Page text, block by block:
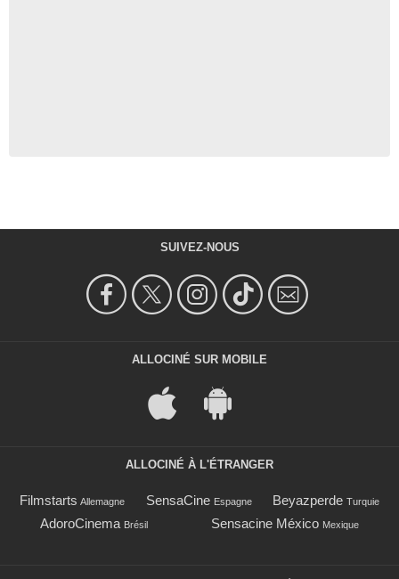
SUIVEZ-NOUS
ALLOCINÉ SUR MOBILE
ALLOCINÉ À L'ÉTRANGER
Filmstarts Allemagne SensaCine Espagne Beyazperde Turquie
AdoroCinema Brésil Sensacine México Mexique